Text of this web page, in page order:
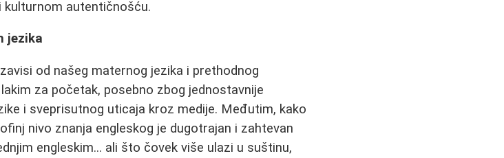
autentičnošću.
jezika
od našeg maternog jezika i prethodnog
za početak, posebno zbog jednostavnije
i sveprisutnog uticaja kroz medije. Međutim, kako
nivo znanja engleskog je dugotrajan i zahtevan
engleskim... ali što čovek više ulazi u suštinu,